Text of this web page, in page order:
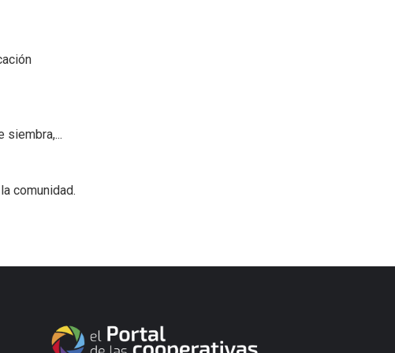
siembra,...
comunidad.